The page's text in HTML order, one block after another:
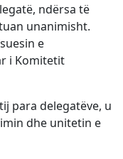
ndërsa të
unanimisht.
e
i Komitetit
para delegatëve, u
dhe unitetin e